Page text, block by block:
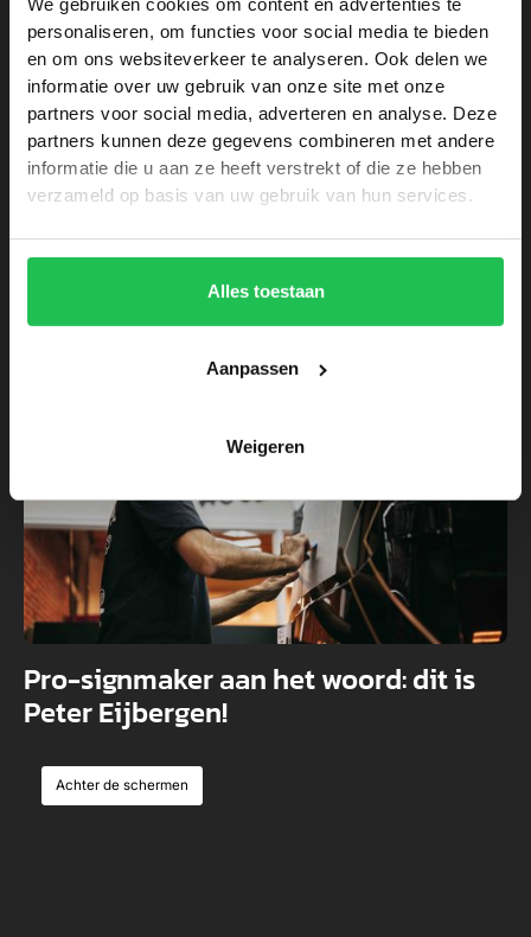
We gebruiken cookies om content en advertenties te
personaliseren, om functies voor social media te bieden
en om ons websiteverkeer te analyseren. Ook delen we
informatie over uw gebruik van onze site met onze
partners voor social media, adverteren en analyse. Deze
partners kunnen deze gegevens combineren met andere
informatie die u aan ze heeft verstrekt of die ze hebben
verzameld op basis van uw gebruik van hun services.
Alles toestaan
Aanpassen
Weigeren
Achter de schermen
Signploeg aangesloten bij FESPA
Innovators
Pro-signmaker aan het woord: dit is
Peter Eijbergen!
Achter de schermen